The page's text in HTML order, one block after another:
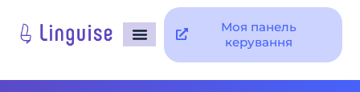
Моя панель
керування